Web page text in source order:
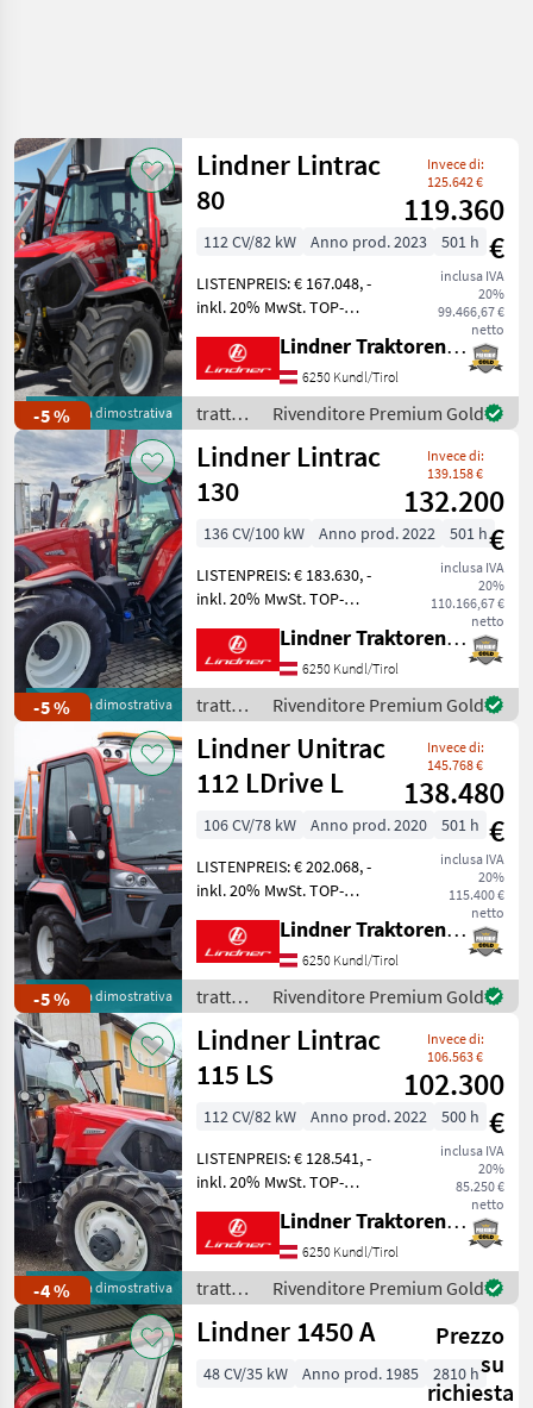
-5 %
Macchina dimostrativa
Lindner Lintrac
80
Invece di:
125.642 €
119.360
€
inclusa IVA
20%
99.466,67 €
netto
112 CV/82 kW Anno prod. 2023
501 h
LISTENPREIS: € 167.048, -
inkl. 20% MwSt. TOP-
Steuergeräte,
Anhängerbremsventil,
elektronische
Fronhubwerksregelung mit
Geräteentlastung,
Frontladerk
Lindner Traktorenwerk GesmbH
6250 Kundl/Tirol
trattori
/
Lindner
Rivenditore Premium Gold
-5 %
Macchina dimostrativa
Lindner Lintrac
130
Invece di:
139.158 €
132.200
€
inclusa IVA
20%
110.166,67 €
netto
136 CV/100 kW Anno prod. 2022
501 h
LISTENPREIS: € 183.630, -
inkl. 20% MwSt. TOP-
Steuergeräte,
Bauartgeschwindigkeit
50km/h, Druckluftbremse,
hydraulisches
Anhängerbremsventil, Hub
& D
Lindner Traktorenwerk GesmbH
6250 Kundl/Tirol
trattori
/
Lindner
Rivenditore Premium Gold
-5 %
Macchina dimostrativa
Lindner Unitrac
112 LDrive L
Invece di:
145.768 €
138.480
€
inclusa IVA
20%
115.400 €
netto
106 CV/78 kW Anno prod. 2020
501 h
LISTENPREIS: € 202.068, -
inkl. 20% MwSt. TOP-
Radlenkung und
Hinterachsverstellung,
Rückfahrkamera mit
Magnetfuß inkl. IBC-
Videoeingang, Sig
Lindner Traktorenwerk GesmbH
6250 Kundl/Tirol
trattori
/
Lindner
Rivenditore Premium Gold
-4 %
Macchina dimostrativa
Lindner Lintrac
115 LS
Invece di:
106.563 €
102.300
€
inclusa IVA
20%
85.250 €
netto
112 CV/82 kW Anno prod. 2022
500 h
LISTENPREIS: € 128.541, -
inkl. 20% MwSt. TOP-
Druckluftbremse,
Fronthydraulik, Hub &
Druckeinrichtung,
Kabinenfederung,
Klimaanlage, 5
Steuergeräte DE
Lindner Traktorenwerk GesmbH
6250 Kundl/Tirol
trattori
/
Lindner
Rivenditore Premium Gold
Lindner 1450 A
Prezzo
su
richiesta
48 CV/35 kW Anno prod. 1985 2810 h